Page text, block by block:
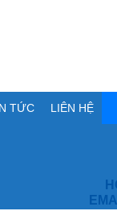
TỨC LIÊN HỆ